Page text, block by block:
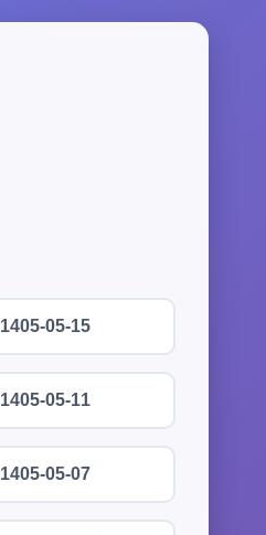
1405-05-15
1405-05-11
1405-05-07